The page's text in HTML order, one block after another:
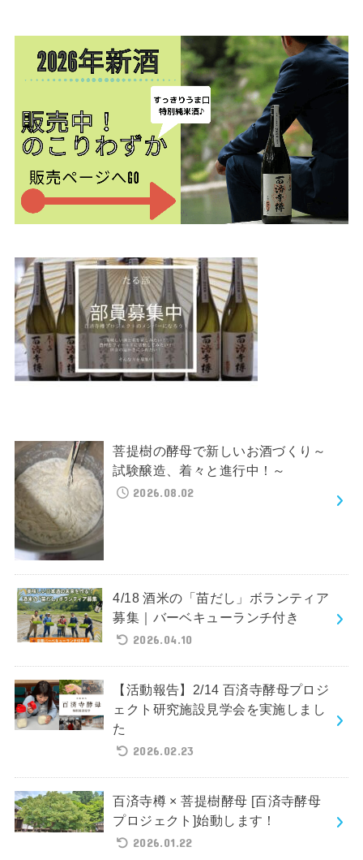
菩提樹の酵母で新しいお酒づくり～
試験醸造、着々と進行中！～
2026.08.02
4/18 酒米の「苗だし」ボランティア
募集｜バーベキューランチ付き
2026.04.10
【活動報告】2/14 百済寺酵母プロジ
ェクト研究施設見学会を実施しまし
た
2026.02.23
百済寺樽 × 菩提樹酵母 [百済寺酵母
プロジェクト]始動します！
2026.01.22